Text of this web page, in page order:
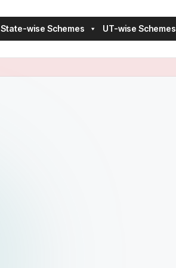
State-wise Schemes UT-wise Schemes